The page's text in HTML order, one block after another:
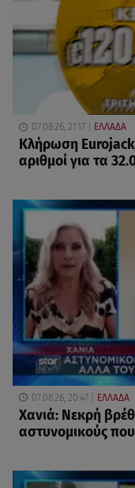
07.08.26, 21:17 ΕΛΛΑΔΑ
Κλήρωση
αριθμοί για τα
07.08.26, 20:47 ΕΛΛΑΔΑ
Χανιά: Νεκρή
αστυνομικούς